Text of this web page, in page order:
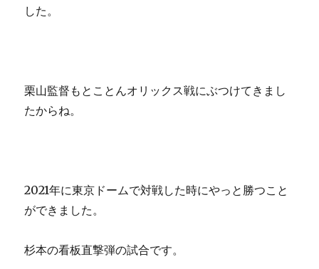
した。
栗山監督もとことんオリックス戦にぶつけてきまし
たからね。
2021年に東京ドームで対戦した時にやっと勝つこと
ができました。
杉本の看板直撃弾の試合です。